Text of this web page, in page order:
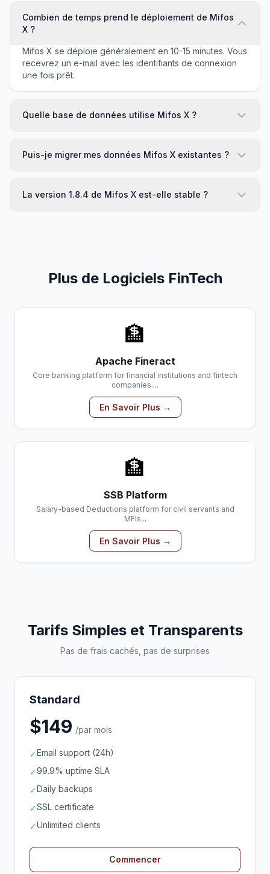
Combien de temps prend le déploiement de Mifos
X ?
Mifos X se déploie généralement en 10-15 minutes. Vous
recevrez un e-mail avec les identifiants de connexion
une fois prêt.
Quelle base de données utilise Mifos X ?
Puis-je migrer mes données Mifos X existantes ?
La version 1.8.4 de Mifos X est-elle stable ?
Plus de Logiciels FinTech
🏦
Apache Fineract
Core banking platform for financial institutions and fintech
companies....
En Savoir Plus →
🏦
SSB Platform
Salary-based Deductions platform for civil servants and
MFIs...
En Savoir Plus →
Tarifs Simples et Transparents
Pas de frais cachés, pas de surprises
Standard
$149 /par mois
✓Email support (24h)
✓99.9% uptime SLA
✓Daily backups
✓SSL certificate
✓Unlimited clients
Commencer